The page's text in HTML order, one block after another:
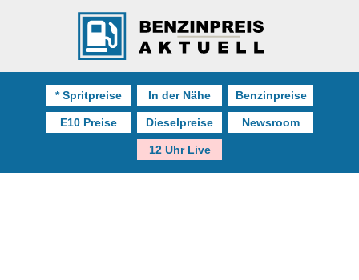
* Spritpreise In der Nähe Benzinpreise
E10 Preise Dieselpreise Newsroom
12 Uhr Live